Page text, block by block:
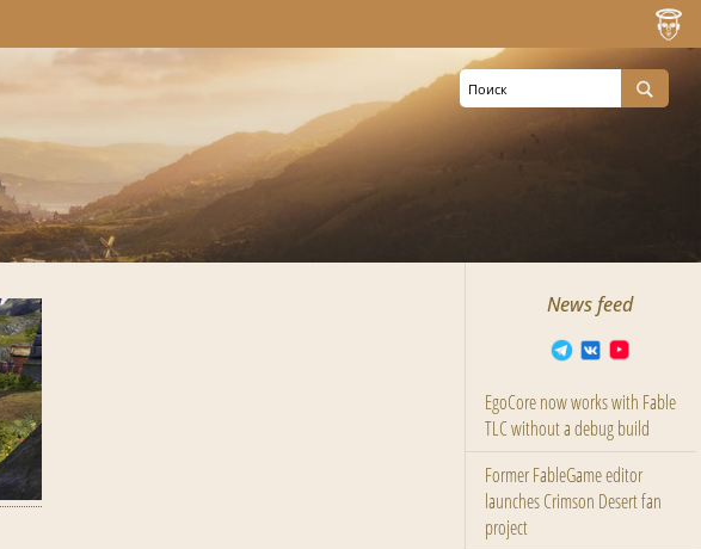
News feed
EgoCore now works with Fable
TLC without a debug build
Former FableGame editor
launches Crimson Desert fan
project